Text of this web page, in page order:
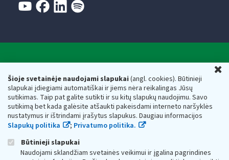
Šioje svetainėje naudojami slapukai(angl. cookies). Būtinieji
slapukai įdiegiami automatiškai ir jiems nėra reikalingas Jūsų
sutikimas. Taip pat galite sutikti ir su kitų slapukų naudojimu. Savo
sutikimą bet kada galėsite atšaukti pakeisdami interneto naršyklės
nustatymus ir ištrindami įrašytus slapukus. Daugiau informacijos
Slapukų politika
; Privatumo politika.
Būtinieji slapukai
Naudojami sklandžiam svetainės veikimui ir įgalina pagrindines
Valstybinė mokesčių inspekcija prie Lietuvos
Respublikos finansų ministerijos
Biudžetinė įstaiga. Juridinio asmens kodas — 188659752,
adresas: Vasario 16-osios g. 14, 01107 Vilnius, Lietuva, el.paštas:
vmi@vmi.lt , E. pristatymo dėžutės adresas 188659752
Duomenys apie Valstybinę mokesčių inspekciją prie Lietuvos
Respublikos finansų ministerijos kaupiami ir saugomi Juridinių